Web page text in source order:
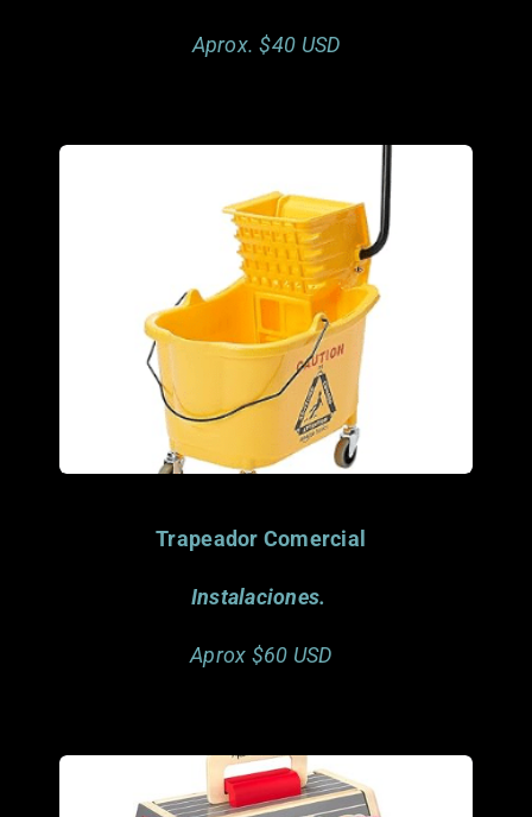
Aprox. $40 USD
Porfavor considera
donar este articulo.
Gracias.
Trapeador Comercial
Instalaciones.
Aprox $60 USD